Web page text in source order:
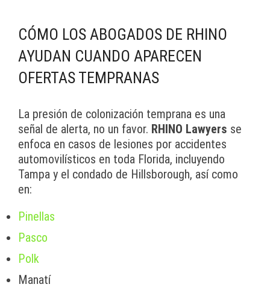
CÓMO LOS ABOGADOS DE RHINO
AYUDAN CUANDO APARECEN
OFERTAS TEMPRANAS
La presión de colonización temprana es una
señal de alerta, no un favor. RHINO Lawyers se
enfoca en casos de lesiones por accidentes
automovilísticos en toda Florida, incluyendo
Tampa y el condado de Hillsborough, así como
en:
Pinellas
Pasco
Polk
Manatí